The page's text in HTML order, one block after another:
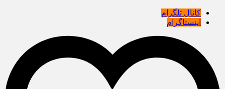
کانال تلگرام
اینستاگرام